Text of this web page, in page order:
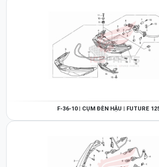
F-36-10 | CỤM ĐÈN HẬU | FUTURE